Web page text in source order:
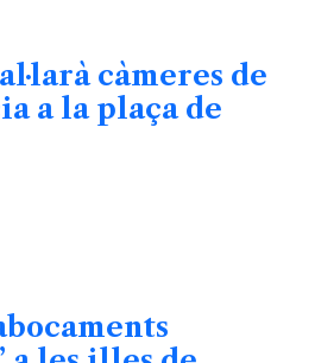
càmeres de
a la plaça de